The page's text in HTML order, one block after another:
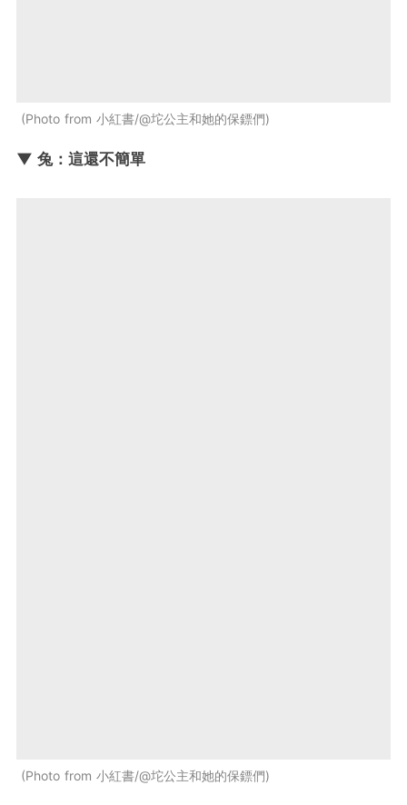
Photo from 小紅書/@坨公主和她的保鏢們
▼ 兔：這還不簡單
Photo from 小紅書/@坨公主和她的保鏢們